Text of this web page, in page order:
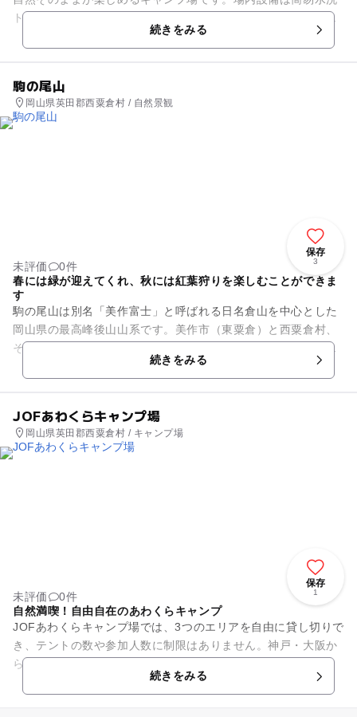
トイレと屋根付きの手洗い場を設置。レンタル品に野外シアタ
ーがあるので、非日常空間で...続きをみる
駒の尾山
岡山県英田郡西粟倉村 / 自然景観
保存
3
未評価
0件
春には緑が迎えてくれ、秋には紅葉狩りを楽しむことができま
す
駒の尾山は別名「美作富士」と呼ばれる日名倉山を中心とした
岡山県の最高峰後山山系です。美作市（東粟倉）と西粟倉村、
そして兵庫県の千種町に隣接した県境の山で、後山連山の西に
位置しています。岡山県では...続きをみる
JOFあわくらキャンプ場
岡山県英田郡西粟倉村 / キャンプ場
保存
1
未評価
0件
自然満喫！自由自在のあわくらキャンプ
JOFあわくらキャンプ場では、3つのエリアを自由に貸し切りで
き、テントの数や参加人数に制限はありません。神戸・大阪か
ら約1時間半でアクセス可能で、道中に山道もなく、安心して
訪問できます。自然に囲...続きをみる